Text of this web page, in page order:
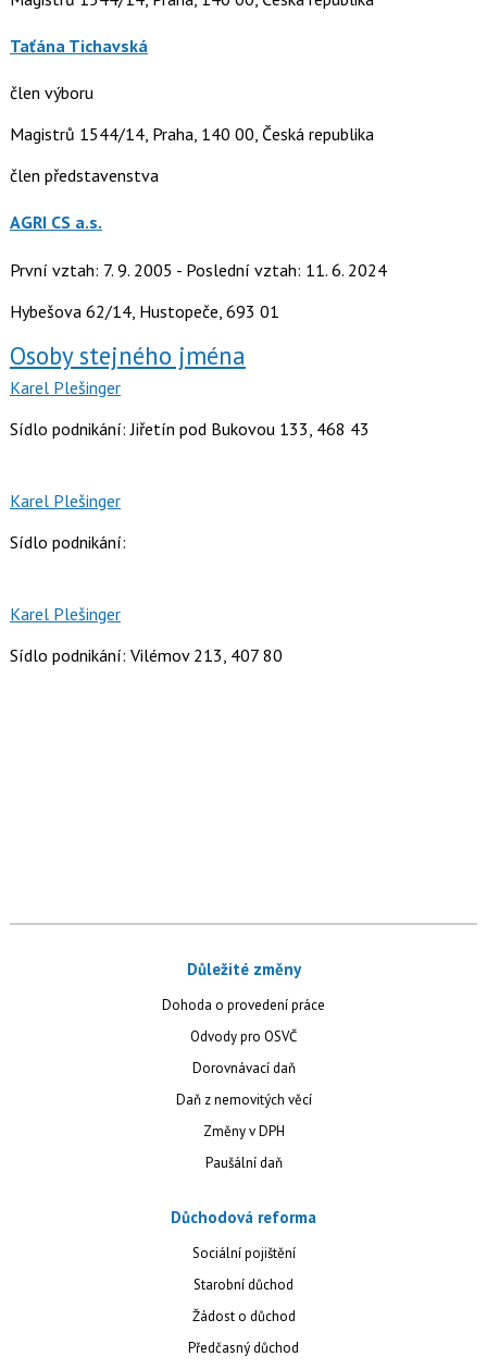
Taťána Tichavská
člen výboru
Magistrů 1544/14, Praha, 140 00, Česká republika
člen představenstva
AGRI CS a.s.
První vztah: 7. 9. 2005 - Poslední vztah: 11. 6. 2024
Hybešova 62/14, Hustopeče, 693 01
Osoby stejného jména
Karel Plešinger
Sídlo podnikání: Jiřetín pod Bukovou 133, 468 43
Karel Plešinger
Sídlo podnikání:
Karel Plešinger
Sídlo podnikání: Vilémov 213, 407 80
Důležité změny
Dohoda o provedení práce
Odvody pro OSVČ
Dorovnávací daň
Daň z nemovitých věcí
Změny v DPH
Paušální daň
Důchodová reforma
Sociální pojištění
Starobní důchod
Žádost o důchod
Předčasný důchod